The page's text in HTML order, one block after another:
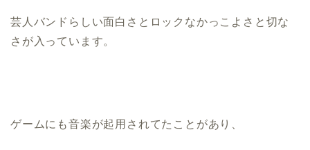
芸人バンドらしい面白さとロックなかっこよさと切な
さが入っています。
ゲームにも音楽が起用されてたことがあり、